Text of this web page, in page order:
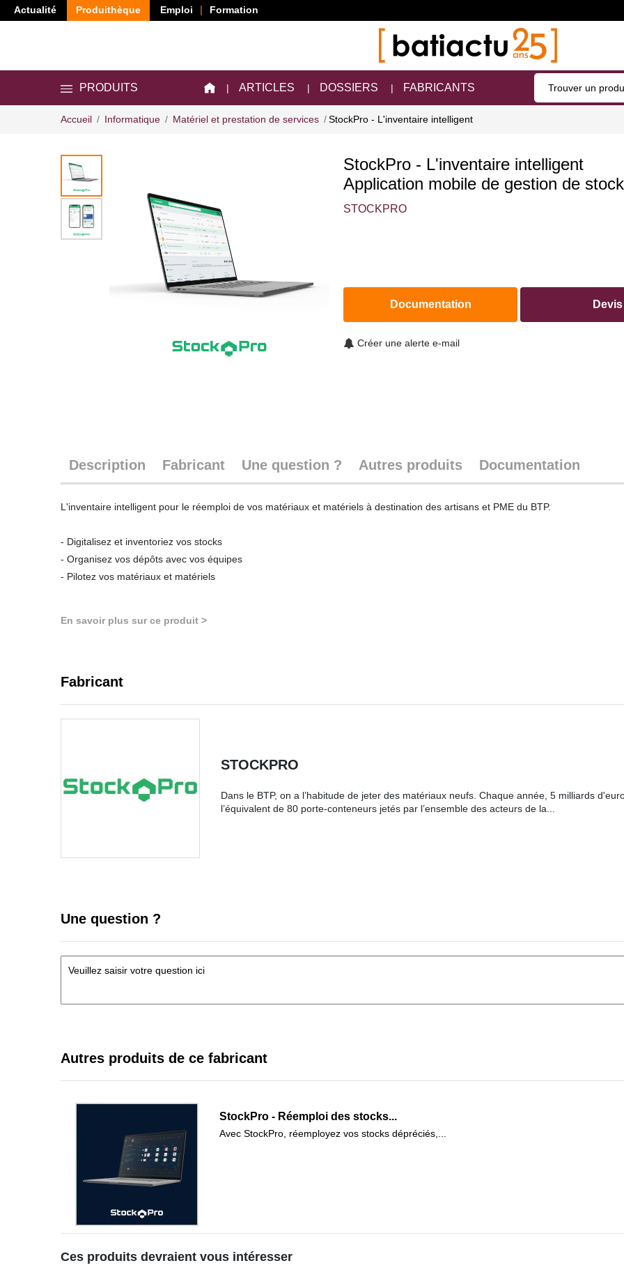
Actualité Produithèque Emploi Formation
PRODUITS ARTICLES DOSSIERS FABRICANTS
Accueil Informatique Matériel et prestation de services StockPro - L'inventaire intelligent
StockPro - L'inventaire intelligent
Application mobile de gestion de stock
STOCKPRO
Documentation Devis
Créer une alerte e-mail
Description Fabricant Une question ? Autres produits Documentation
L'inventaire intelligent pour le réemploi de vos matériaux et matériels à destination des artisans et PME du BTP.
- Digitalisez et inventoriez vos stocks
- Organisez vos dépôts avec vos équipes
- Pilotez vos matériaux et matériels
En savoir plus sur ce produit >
Fabricant
STOCKPRO
Dans le BTP, on a l’habitude de jeter des matériaux neufs. Chaque année, 5 milliards
l’équivalent de 80 porte-conteneurs jetés par l’ensemble des acteurs de la...
Une question ?
Autres produits de ce fabricant
StockPro - Réemploi des stocks...
Avec StockPro, réemployez vos stocks dépréciés,...
Ces produits devraient vous intéresser